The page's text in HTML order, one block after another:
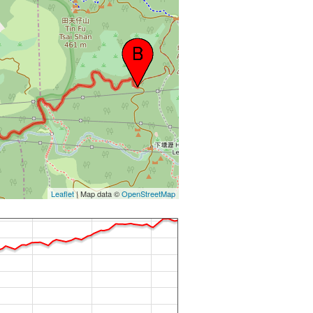
Leaflet| Map data ©OpenStreetMap